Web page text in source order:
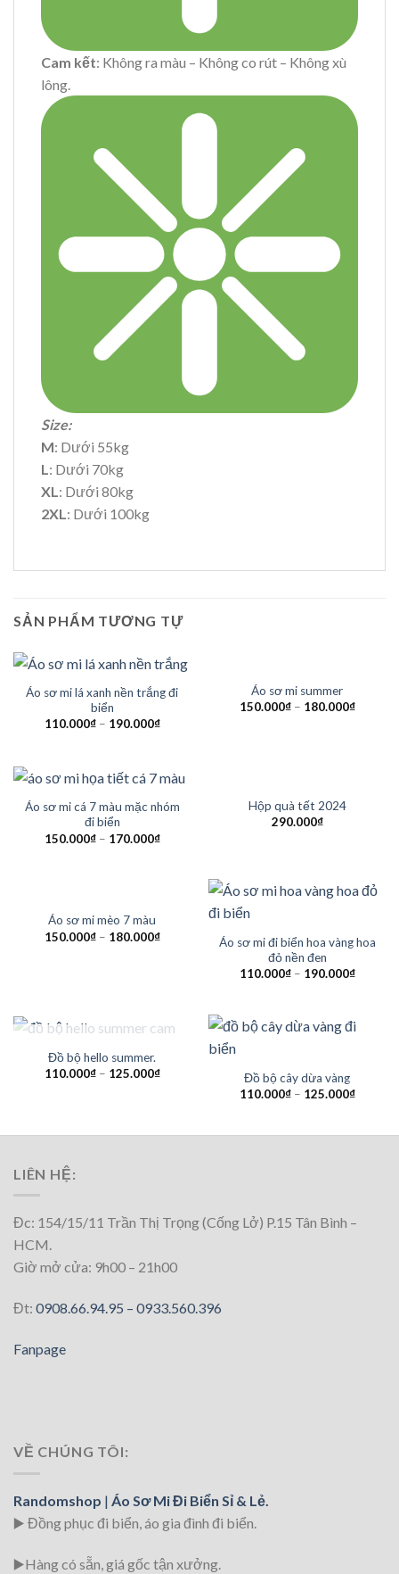
Cam kết: Không ra màu – Không co rút – Không xù
lông.
Size:
M: Dưới 55kg
L: Dưới 70kg
XL: Dưới 80kg
2XL: Dưới 100kg
SẢN PHẨM TƯƠNG TỰ
Áo sơ mi lá xanh nền trắng đi
biển
110.000₫– 190.000₫
HẾT HÀNG
Áo sơ mi summer
150.000₫– 180.000₫
Áo sơ mi cá 7 màu mặc nhóm
đi biển
150.000₫– 170.000₫
Hộp quà tết 2024
290.000₫
HẾT HÀNG
Áo sơ mi mèo 7 màu
150.000₫– 180.000₫
Áo sơ mi đi biển hoa vàng hoa
đỏ nền đen
110.000₫– 190.000₫
HẾT HÀNG
Đồ bộ hello summer.
110.000₫– 125.000₫
Đồ bộ cây dừa vàng
110.000₫– 125.000₫
LIÊN HỆ:
Đc: 154/15/11 Trần Thị Trọng (Cống Lở) P.15 Tân Bình –
HCM.
Giờ mở cửa: 9h00 – 21h00
Đt: 0908.66.94.95 – 0933.560.396
Fanpage
VỀ CHÚNG TÔI:
Randomshop | Áo Sơ Mi Đi Biển Sỉ & Lẻ.
▶️ Đồng phục đi biển, áo gia đình đi biển.
▶️Hàng có sẵn, giá gốc tận xưởng.